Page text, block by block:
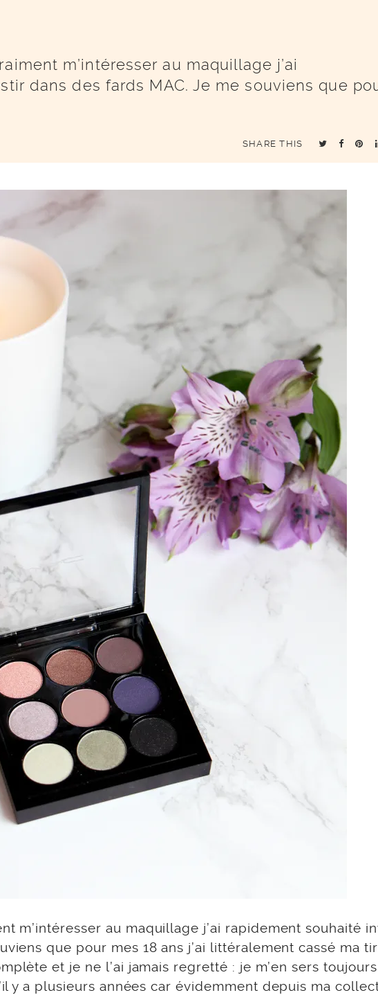
m’intéresser au maquillage j’ai
dans des fards MAC. Je me souviens que
SHARE THIS
m’intéresser au maquillage j’ai rapidement souhaité
que pour mes 18 ans j’ai littéralement cassé ma
et je ne l’ai jamais regretté : je m’en sers toujours
y a plusieurs années car évidemment depuis ma